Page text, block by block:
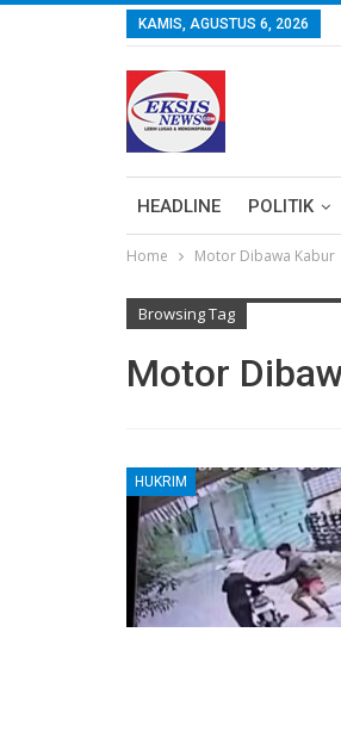
KAMIS, AGUSTUS 6, 2026
HEADLINE POLITIK
Home Motor Dibawa Kabur
Browsing Tag
Motor
HUKRIM